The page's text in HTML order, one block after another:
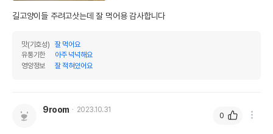
길고양이들 주려고삿는데 잘 먹어용 감사합니다
맛(기호성)
잘 먹어요
유통기한
아주 넉넉해요
영양정보
잘 적혀있어요
9room 2023.10.31
0